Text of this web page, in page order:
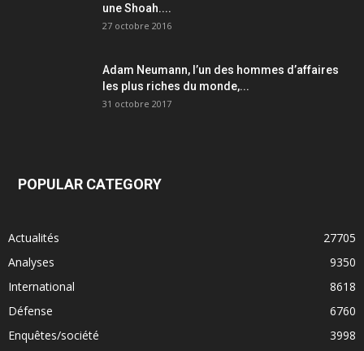
une Shoah....
27 octobre 2016
Adam Neumann, l’un des hommes d’affaires
les plus riches du monde,...
31 octobre 2017
POPULAR CATEGORY
Actualités
27705
Analyses
9350
International
8618
Défense
6760
Enquêtes/société
3998